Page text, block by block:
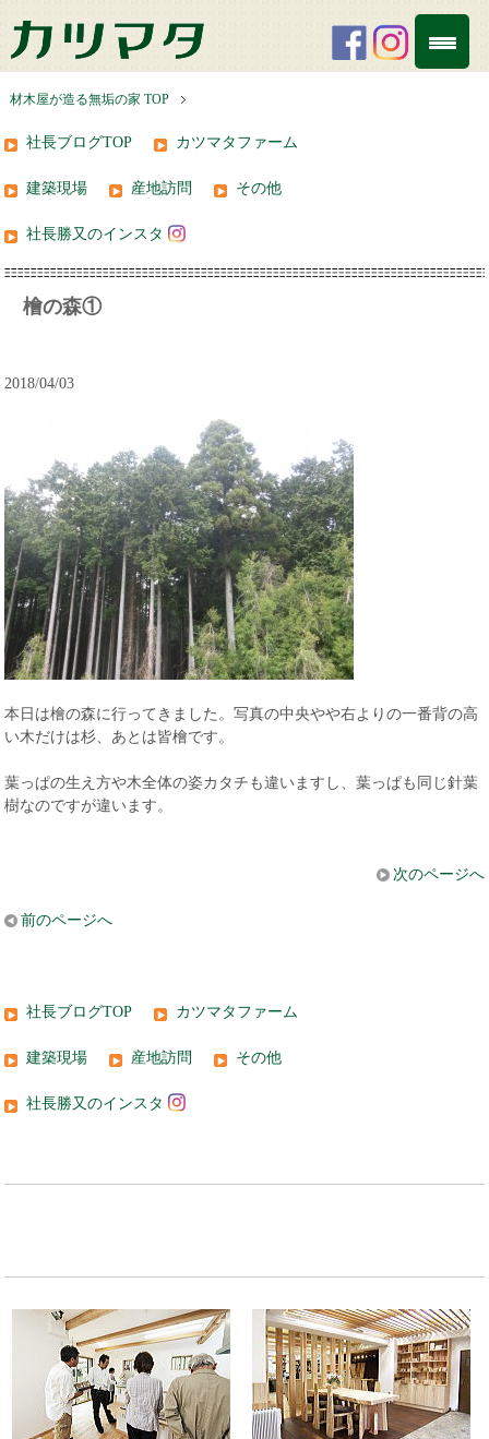
材木屋が造る無垢の家 TOP
社長ブログTOP カツマタファーム
建築現場 産地訪問 その他
社長勝又のインスタ
檜の森①
2018/04/03
本日は檜の森に行ってきました。写真の中央やや右よりの一番背の高
い木だけは杉、あとは皆檜です。
葉っぱの生え方や木全体の姿カタチも違いますし、葉っぱも同じ針葉
樹なのですが違います。
次のページへ
前のページへ
社長ブログTOP カツマタファーム
建築現場 産地訪問 その他
社長勝又のインスタ